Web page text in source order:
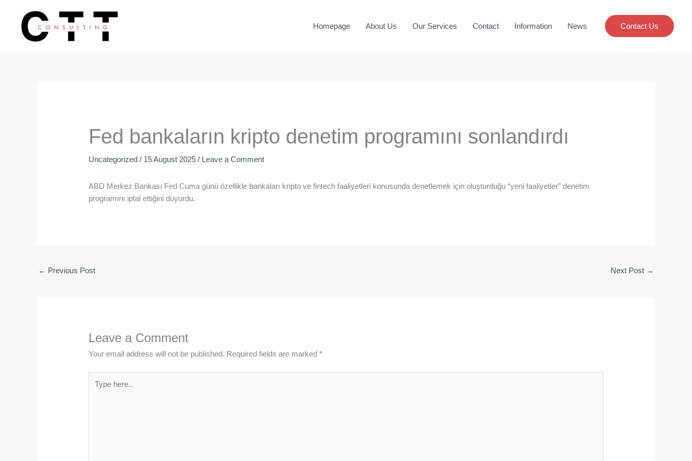
content
Homepage About Us Our Services Contact Information News Contact Us
Fed bankaların kripto denetim programını sonlandırdı
Uncategorized / 15 August 2025/ Leave a Comment
ABD Merkez Bankası Fed Cuma günü özellikle bankaları kripto ve fintech faaliyetleri konusunda denetlemek için oluşturduğu “yeni faaliyetler” denetim
programını iptal ettiğini duyurdu.
← Previous Post Next Post →
Leave a Comment
Your email address will not be published. Required fields are marked*
here..